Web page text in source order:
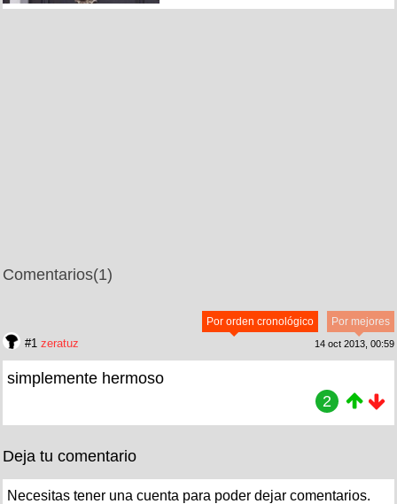
Comentarios(1)
Por mejores
Por orden cronológico
#1 zeratuz 14 oct 2013, 00:59
simplemente hermoso
2
Deja tu comentario
Necesitas tener una cuenta para poder dejar comentarios.